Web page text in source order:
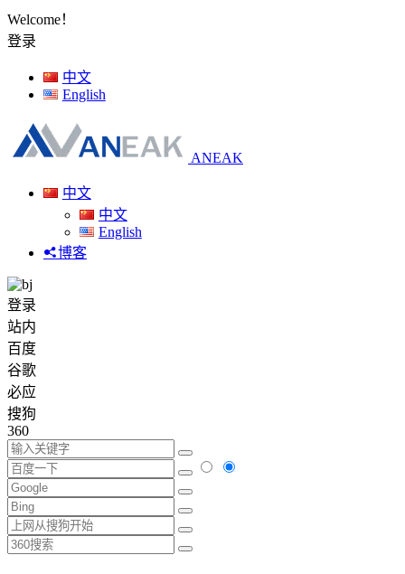
Welcome！
登录
中文
English
ANEAK
中文
中文
English
博客
登录
站内
百度
谷歌
必应
搜狗
360